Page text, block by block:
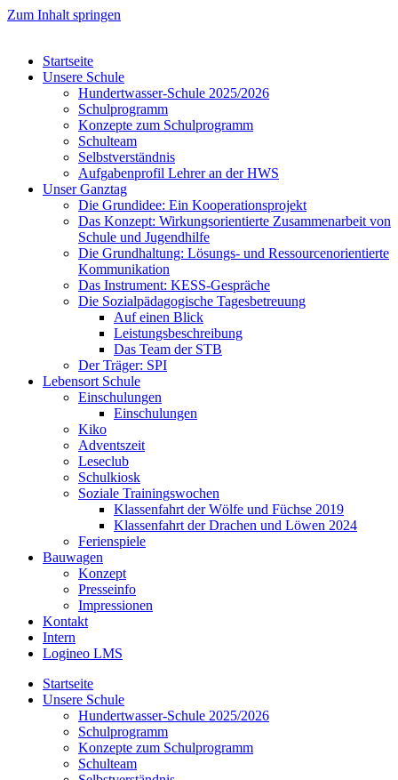
Zum Inhalt springen
Startseite
Unsere Schule
Hundertwasser-Schule 2025/2026
Schulprogramm
Konzepte zum Schulprogramm
Schulteam
Selbst­ver­ständ­nis
Aufgabenprofil Lehrer an der HWS
Unser Ganztag
Die Grundidee: Ein Kooperationsprojekt
Das Konzept: Wirkungsorientierte Zusammenarbeit von
Schule und Jugendhilfe
Die Grundhaltung: Lösungs- und Ressourcenorientierte
Kommunikation
Das Instrument: KESS-Gespräche
Die Sozialpädagogische Tagesbetreuung
Auf einen Blick
Leistungsbeschreibung
Das Team der STB
Der Träger: SPI
Lebensort Schule
Einschulungen
Einschulungen
Kiko
Adventszeit
Leseclub
Schulkiosk
Soziale Trainingswochen
Klassenfahrt der Wölfe und Füchse 2019
Klassenfahrt der Drachen und Löwen 2024
Ferienspiele
Bauwagen
Konzept
Presseinfo
Impressionen
Kontakt
Intern
Logineo LMS
Startseite
Unsere Schule
Hundertwasser-Schule 2025/2026
Schulprogramm
Konzepte zum Schulprogramm
Schulteam